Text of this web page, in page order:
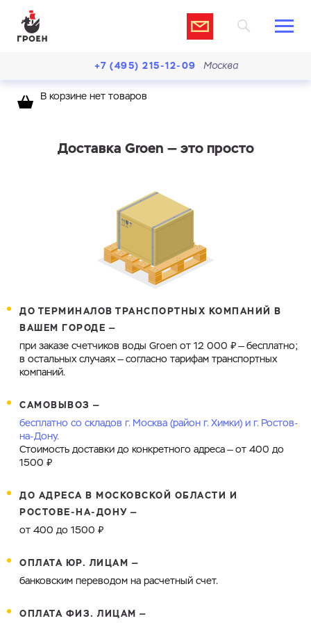
Номер телефона
Cоглашаюсь на обработку
и укажите какую информацию вы хотите по ним
получить. Мы свяжемся с вами в ближайшее время.
Запросить Счёт
Номер телефона
ЗАГРУЗИТЬ
Файл с реквизитами огранизации (любой формат, макс. 20
+7 (495) 215-12-09 Москва
В корзине нет товаров
Доставка Groen — это просто
ДО ТЕРМИНАЛОВ ТРАНСПОРТНЫХ КОМПАНИЙ В
ВАШЕМ ГОРОДЕ —
при заказе счетчиков воды Groen от 12 000 ₽ — бесплатно;
в остальных случаях — согласно тарифам транспортных
компаний.
САМОВЫВОЗ —
бесплатно со складов г. Москва (район г. Химки) и г. Ростов-
на-Дону.
Стоимость доставки до конкретного адреса — от 400 до
1500 ₽
ДО АДРЕСА В МОСКОВСКОЙ ОБЛАСТИ И
РОСТОВЕ-НА-ДОНУ —
от 400 до 1500 ₽
ОПЛАТА ЮР. ЛИЦАМ —
банковским переводом на расчетный счет.
ОПЛАТА ФИЗ. ЛИЦАМ —